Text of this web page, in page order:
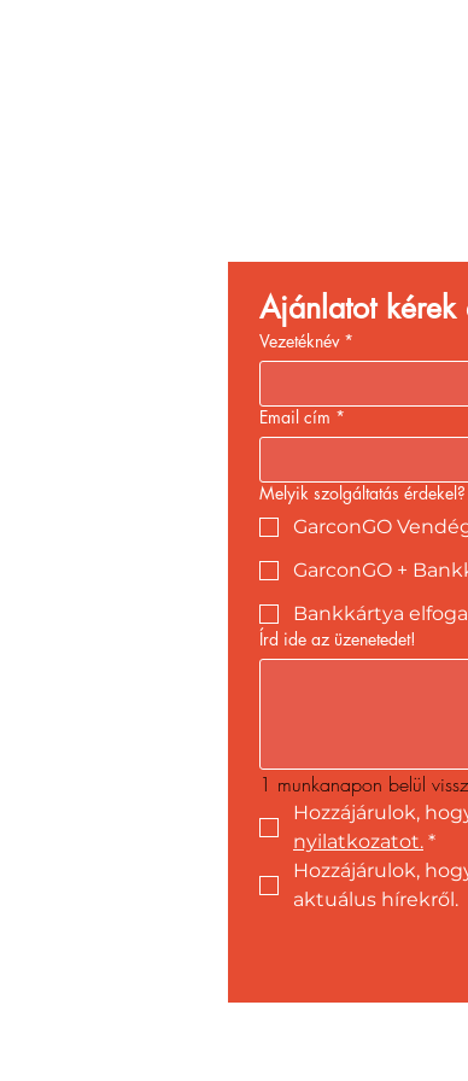
Ajánlatot kérek
Vezetéknév *
Email cím *
Melyik szolgáltatás érdekel?
GarconGO
GarconGO +
Bankkártya
Írd ide az üzenetedet!
1 munkanapon belül
Hozzájárulok,
nyilatkozatot. *
Hozzájárulok,
aktuálus hírekről.